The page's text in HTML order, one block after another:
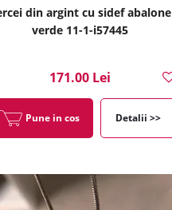
din argint cu sidef abalone
verde 11-1-i57445
171.00 Lei
Pune in cos Detalii >>